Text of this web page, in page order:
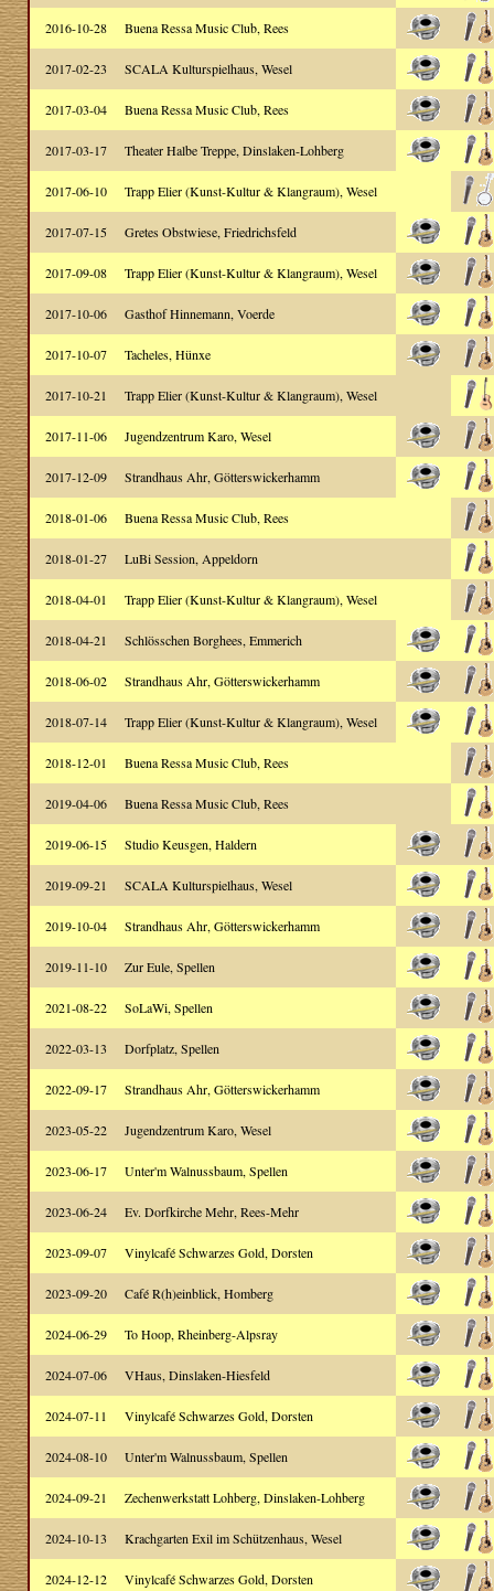
2016-10-28 Buena Ressa Music Club, Rees
2017-02-23 SCALA Kulturspielhaus, Wesel
2017-03-04 Buena Ressa Music Club, Rees
2017-03-17 Theater Halbe Treppe, Dinslaken-Lohberg
2017-06-10 Trapp Elier (Kunst-Kultur & Klangraum), Wesel
2017-07-15 Gretes Obstwiese, Friedrichsfeld
2017-09-08 Trapp Elier (Kunst-Kultur & Klangraum), Wesel
2017-10-06 Gasthof Hinnemann, Voerde
2017-10-07 Tacheles, Hünxe
2017-10-21 Trapp Elier (Kunst-Kultur & Klangraum), Wesel
2017-11-06 Jugendzentrum Karo, Wesel
2017-12-09 Strandhaus Ahr, Götterswickerhamm
2018-01-06 Buena Ressa Music Club, Rees
2018-01-27 LuBi Session, Appeldorn
2018-04-01 Trapp Elier (Kunst-Kultur & Klangraum), Wesel
2018-04-21 Schlösschen Borghees, Emmerich
2018-06-02 Strandhaus Ahr, Götterswickerhamm
2018-07-14 Trapp Elier (Kunst-Kultur & Klangraum), Wesel
2018-12-01 Buena Ressa Music Club, Rees
2019-04-06 Buena Ressa Music Club, Rees
2019-06-15 Studio Keusgen, Haldern
2019-09-21 SCALA Kulturspielhaus, Wesel
2019-10-04 Strandhaus Ahr, Götterswickerhamm
2019-11-10 Zur Eule, Spellen
2021-08-22 SoLaWi, Spellen
2022-03-13 Dorfplatz, Spellen
2022-09-17 Strandhaus Ahr, Götterswickerhamm
2023-05-22 Jugendzentrum Karo, Wesel
2023-06-17 Unter'm Walnussbaum, Spellen
2023-06-24 Ev. Dorfkirche Mehr, Rees-Mehr
2023-09-07 Vinylcafé Schwarzes Gold, Dorsten
2023-09-20 Café R(h)einblick, Homberg
2024-06-29 To Hoop, Rheinberg-Alpsray
2024-07-06 VHaus, Dinslaken-Hiesfeld
2024-07-11 Vinylcafé Schwarzes Gold, Dorsten
2024-08-10 Unter'm Walnussbaum, Spellen
2024-09-21 Zechenwerkstatt Lohberg, Dinslaken-Lohberg
2024-10-13 Krachgarten Exil im Schützenhaus, Wesel
2024-12-12 Vinylcafé Schwarzes Gold, Dorsten